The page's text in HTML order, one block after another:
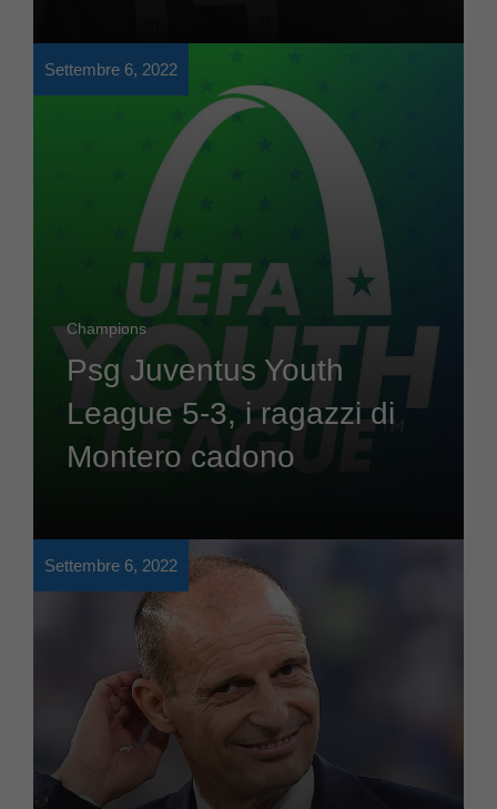
Settembre 6, 2022
Champions
Psg Juventus Youth
League 5-3, i ragazzi di
Montero cadono
Settembre 6, 2022